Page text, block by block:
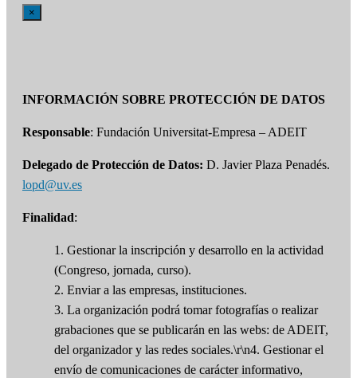
×
INFORMACIÓN SOBRE PROTECCIÓN DE DATOS
Responsable: Fundación Universitat-Empresa – ADEIT
Delegado de Protección de Datos: D. Javier Plaza Penadés.
lopd@uv.es
Finalidad:
1. Gestionar la inscripción y desarrollo en la actividad
(Congreso, jornada, curso).
2. Enviar a las empresas, instituciones.
3. La organización podrá tomar fotografías o realizar
grabaciones que se publicarán en las webs: de ADEIT,
del organizador y las redes sociales.\r\n4. Gestionar el
envío de comunicaciones de carácter informativo,